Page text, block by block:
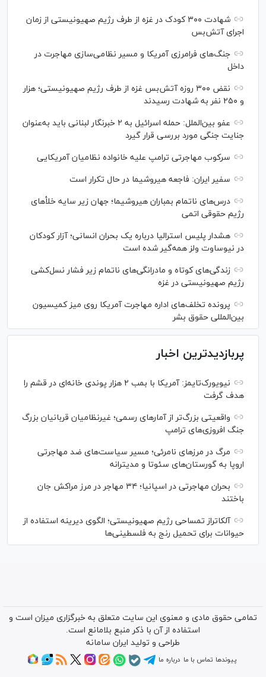
شهادت ۳۰۰ کودک در غزه از طرف رژیم صهیونیستی از زمان
اجرای آتش‌بس
جنگ‌های فرامرزی آمریکا و مسیر نظامی‌سازی مهاجرت در
داخل
نقض ۳۰۰ روزه آتش‌بس غزه از طرف رژیم صهیونیستی؛ هزار
و ۲۵۰ نفر به شهادت رسیدند
عفو بین‌الملل: حمله اسرائیل به ۲ خبرنگار لبنانی باید به‌عنوان
جنایت جنگی مورد بررسی قرار گیرد
سرکوب مهاجرتی ترامپ علیه خانواده نظامیان آمریکایی
سفیر ایران: فاجعه هیروشیما در حال تکرار است
درس‌های ناتمام بمباران هیروشیما؛ جهان زیر سایه خلأ‌های
رژیم حقوقی اتمی
هشدار پلیس استرالیا درباره یک بحران انسانی؛ آزار کودکان
در نیوساوت ولز همه‌گیر شده است
زندگی‌های کوتاه و مادرانگی‌های ناتمام زیر فشار نسل‌کشی
رژیم صهیونیستی در غزه
پرونده تخلف‌های اداره مهاجرت آمریکا روی میز کمیسیون
بین‌المللی حقوق بشر
پربازدیدترین اخبار
نیویورک‌تایمز: آمریکا با بمب ۲ هزار پوندی خانه‌ای در قشم را
هدف گرفت
واقعیتی بزرگ‌تر از آمار‌های رسمی؛ غیرنظامیان قربانیان بزرگ
جنگ افروزی‌های ترامپ
مرگ در مرز‌های نامرئی؛ مسیر سیاست‌های ضد مهاجرتی
اروپا به گورستان‌های سئوتا و مدیترانه
بحران مهاجرتی در اسپانیا؛ ۳۴ مهاجر در مرز مراکش جان
باختند
آلکاتراز تمساحی رژیم صهیونیستی؛ الگوی دیرینه استفاده از
حیوانات برای تحمیل رنج به فلسطینی‌ها
تمامی حقوق مادی و معنوی این سایت متعلق به خبرگزاری میزان است و
استفاده از آن با ذکر منبع بلامانع است.
طراحی و تولید ایران سامانه
پیوندها تماس با ما درباره ما